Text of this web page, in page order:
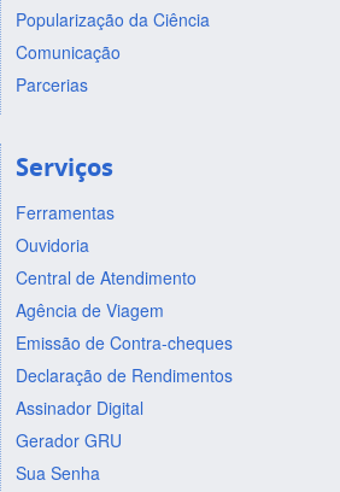
Popularização da Ciência
Comunicação
Parcerias
Serviços
Ferramentas
Ouvidoria
Central de Atendimento
Agência de Viagem
Emissão de Contra-cheques
Declaração de Rendimentos
Assinador Digital
Gerador GRU
Sua Senha